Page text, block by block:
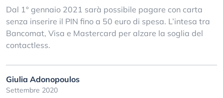
Dal 1° gennaio 2021 sarà possibile pagare con carta
senza inserire il PIN fino a 50 euro di spesa. L’intesa tra
Bancomat, Visa e Mastercard per alzare la soglia del
contactless.
Giulia Adonopoulos
Settembre 2020